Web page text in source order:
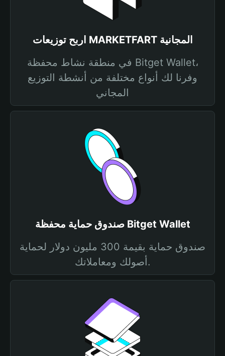
اربح توزيعات MARKETFART المجانية
في منطقة نشاط محفظة Bitget Wallet،
وفرنا لك أنواع مختلفة من أنشطة التوزيع
المجاني
صندوق حماية محفظة Bitget Wallet
صندوق حماية بقيمة 300 مليون دولار لحماية
أصولك ومعاملاتك.